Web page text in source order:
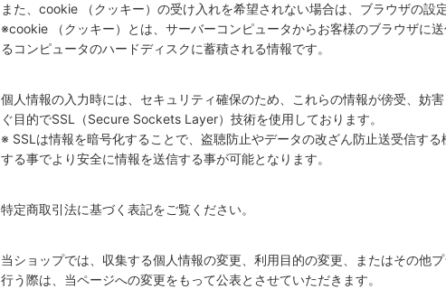
また、cookie （クッキー）の受け入れを希望されない場合は、ブラウザの設
※cookie （クッキー）とは、サーバーコンピュータからお客様のブラウザに
るコンピュータのハードディスクに蓄積される情報です。
個人情報の入力時には、セキュリティ確保のため、これらの情報が傍受、妨
ぐ目的でSSL（Secure Sockets Layer）技術を使用しております。
※ SSLは情報を暗号化することで、盗聴防止やデータの改ざん防止送受信す
する事でより安全に情報を送信する事が可能となります。
特定商取引法に基づく表記をご覧ください。
当ショップでは、収集する個人情報の変更、利用目的の変更、またはその他
行う際は、当ページへの変更をもって公表とさせていただきます。